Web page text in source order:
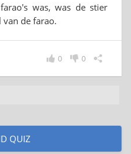
was, was de stier
van de farao.
0
0
QUIZ